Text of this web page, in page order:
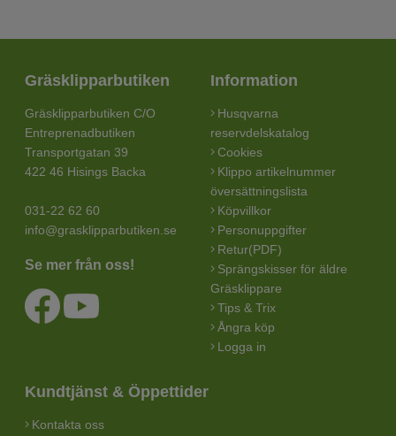
Gräsklipparbutiken
Gräsklipparbutiken C/O
Entreprenadbutiken
Transportgatan 39
422 46 Hisings Backa
031-22 62 60
info@grasklipparbutiken.se
Se mer från oss!
Information
Husqvarna
reservdelskatalog
Cookies
Klippo artikelnummer
översättningslista
Köpvillkor
Personuppgifter
Retur(PDF)
Sprängskisser för äldre
Gräsklippare
Tips & Trix
Ångra köp
Logga in
Kundtjänst & Öppettider
Kontakta oss